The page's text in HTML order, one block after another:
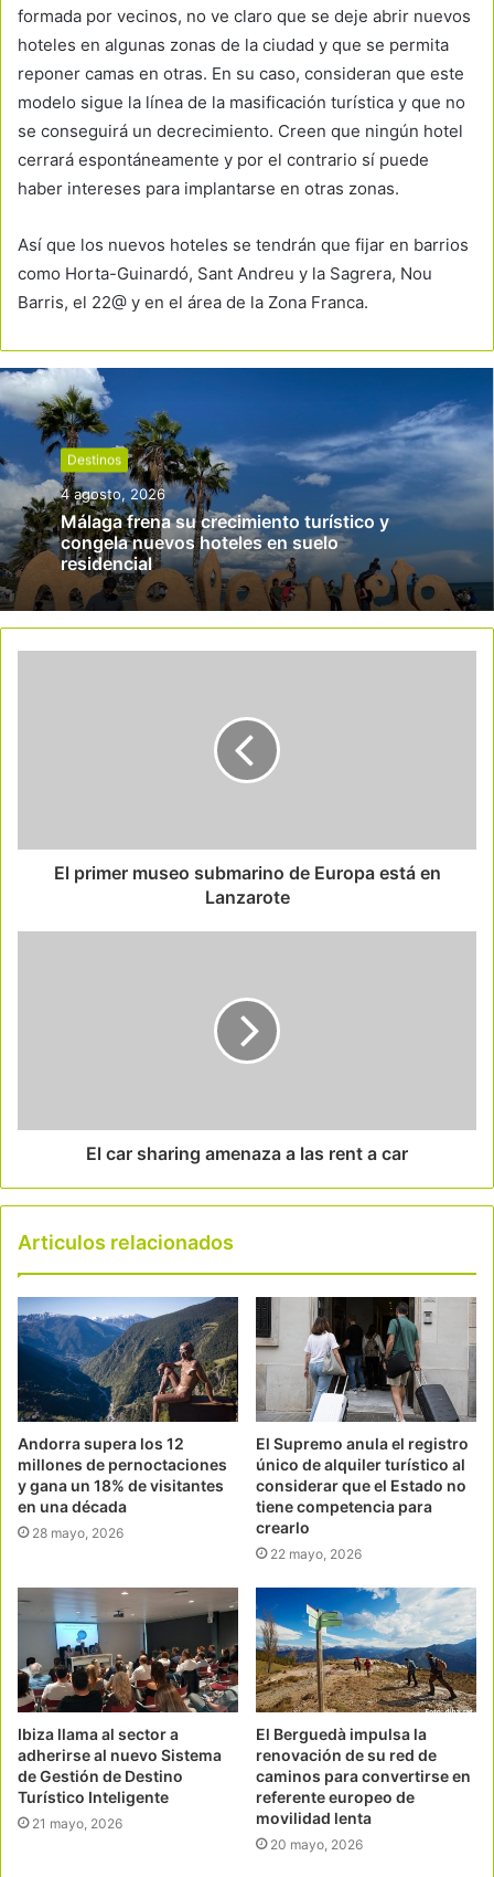
formada por vecinos, no ve claro que se deje abrir nuevos
hoteles en algunas zonas de la ciudad y que se permita
reponer camas en otras. En su caso, consideran que este
modelo sigue la línea de la masificación turística y que no
se conseguirá un decrecimiento. Creen que ningún hotel
cerrará espontáneamente y por el contrario sí puede
haber intereses para implantarse en otras zonas.
Así que los nuevos hoteles se tendrán que fijar en barrios
como Horta-Guinardó, Sant Andreu y la Sagrera, Nou
Barris, el 22@ y en el área de la Zona Franca.
Destinos
4 agosto, 2026
Málaga frena su crecimiento turístico y
congela nuevos hoteles en suelo
residencial
El primer museo submarino de Europa está en
Lanzarote
El car sharing amenaza a las rent a car
Articulos relacionados
Andorra supera los 12
millones de pernoctaciones
y gana un 18% de visitantes
en una década
28 mayo, 2026
El Supremo anula el registro
único de alquiler turístico al
considerar que el Estado no
tiene competencia para
crearlo
22 mayo, 2026
Ibiza llama al sector a
adherirse al nuevo Sistema
de Gestión de Destino
Turístico Inteligente
21 mayo, 2026
El Berguedà impulsa la
renovación de su red de
caminos para convertirse en
referente europeo de
movilidad lenta
20 mayo, 2026